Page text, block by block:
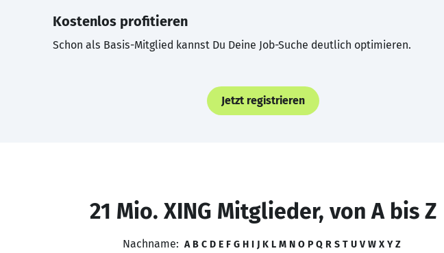
Kostenlos profitieren
Schon als Basis-Mitglied kannst Du Deine Job-Suche deutlich optimieren.
Jetzt registrieren
21 Mio. XING Mitglieder, von A bis Z
Nachname: A B C D E F G H I J K L M N O P Q R S T U V W X Y Z